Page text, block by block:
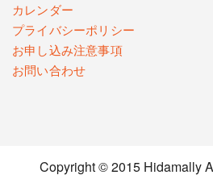
カレンダー
プライバシーポリシー
お申し込み注意事項
お問い合わせ
Copyright © 2015 Hidamally